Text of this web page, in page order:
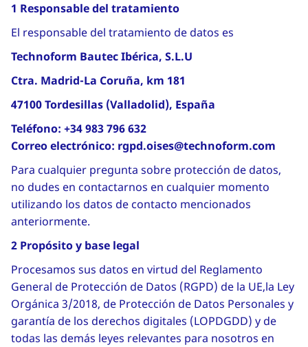
1 Responsable del tratamiento
El responsable del tratamiento de datos es
Technoform Bautec Ibérica, S.L.U
Ctra. Madrid-La Coruña, km 181
47100 Tordesillas (Valladolid), España
Teléfono: +34 983 796 632
Correo electrónico: rgpd.oises@technoform.com
Para cualquier pregunta sobre protección de datos,
no dudes en contactarnos en cualquier momento
utilizando los datos de contacto mencionados
anteriormente.
2 Propósito y base legal
Procesamos sus datos en virtud del Reglamento
General de Protección de Datos (RGPD) de la UE,la Ley
Orgánica 3/2018, de Protección de Datos Personales y
garantía de los derechos digitales (LOPDGDD) y de
todas las demás leyes relevantes para nosotros en